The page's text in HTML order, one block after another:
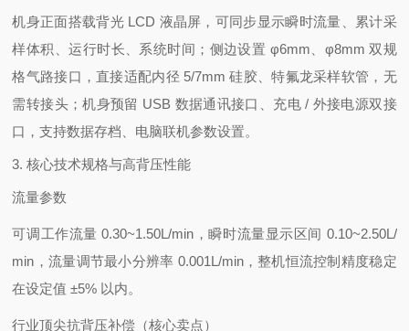
机身正面搭载背光 LCD 液晶屏，可同步显示瞬时流量、累计采
样体积、运行时长、系统时间；侧边设置 φ6mm、φ8mm 双规
格气路接口，直接适配内径 5/7mm 硅胶、特氟龙采样软管，无
需转接头；机身预留 USB 数据通讯接口、充电 / 外接电源双接
口，支持数据存档、电脑联机参数设置。
3. 核心技术规格与高背压性能
流量参数
可调工作流量 0.30~1.50L/min，瞬时流量显示区间 0.10~2.50L/
min，流量调节最小分辨率 0.001L/min，整机恒流控制精度稳定
在设定值 ±5% 以内。
行业顶尖抗背压补偿（核心卖点）